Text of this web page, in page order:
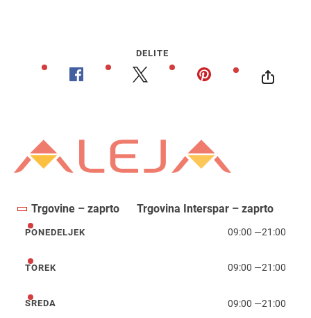
DELITE
Trgovine – zaprto Trgovina Interspar – zaprto
ponedeljek
PONEDELJEK 09:00 —21:00
torek
TOREK 09:00 —21:00
sreda
SREDA 09:00 —21:00